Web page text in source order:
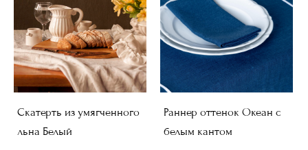
Скатерть из умягченного
льна Белый
Раннер оттенок Океан с
белым кантом